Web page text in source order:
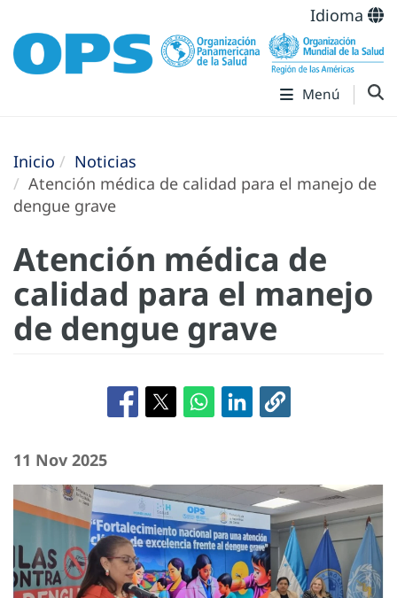
Idioma
Menú
Inicio
Noticias
Atención médica de calidad para el manejo de
dengue grave
Atención médica de
calidad para el manejo
de dengue grave
11 Nov 2025